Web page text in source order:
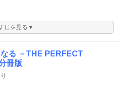
じを見る▼
る －THE PERFECT
冊版